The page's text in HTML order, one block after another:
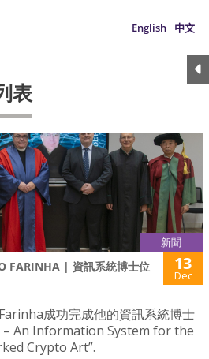
English 中文
表
新聞
FARINHA | 資訊系統博士位
13
Dec
成功完成他的資訊系統博士
– An Information System for the
Crypto Art”.